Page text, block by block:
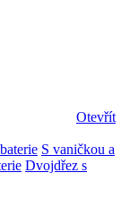
Otevřít
S vaničkou a
Dvojdřez s